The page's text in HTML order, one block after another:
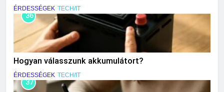
ÉRDESSÉGEK TECH/IT
36
Hogyan válasszunk akkumulátort?
ÉRDESSÉGEK TECH/IT
37